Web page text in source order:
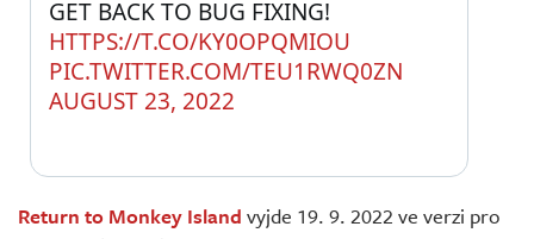
HTTPS://T.CO/KY0OPQMIOU
PIC.TWITTER.COM/TEU1RWQ0ZN
AUGUST 23, 2022
Return to Monkey Island vyjde 19. 9. 2022 ve verzi pro